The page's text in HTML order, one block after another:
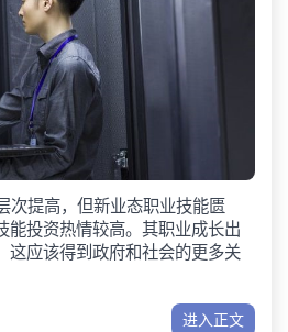
次提高，但新业态职业技能匮
能投资热情较高。其职业成长出
这应该得到政府和社会的更多关
进入正文